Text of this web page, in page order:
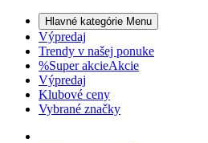
Hlavné kategórie Menu
Výpredaj
Trendy v našej ponuke
%Super akcieAkcie
Výpredaj
Klubové ceny
Vybrané značky